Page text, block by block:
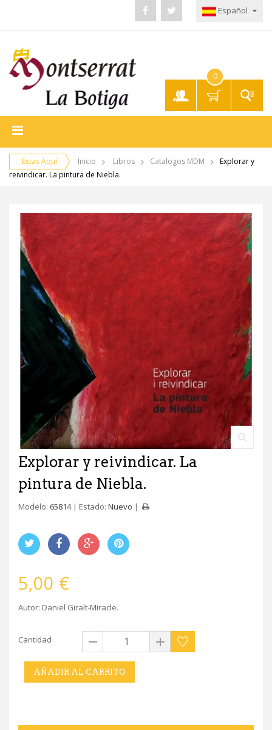
Cuenta
Español
0
Estas Aquí Inicio Libros Catalogos MDM
Explorar y
reivindicar. La pintura de Niebla.
Explorar y reivindicar. La
pintura de Niebla.
Modelo: 65814 Estado: Nuevo
5,00 €
Autor: Daniel Giralt-Miracle.
Cantidad
AÑADIR AL CARRITO